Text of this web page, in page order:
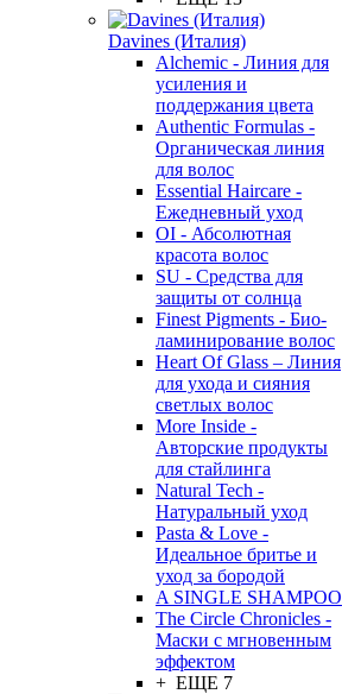
Davines (Италия)
Alchemic - Линия для
усиления и
поддержания цвета
Authentic Formulas -
Органическая линия
для волос
Essential Haircare -
Eжедневный уход
OI - Абсолютная
красота волос
SU - Средства для
защиты от солнца
Finest Pigments - Био-
ламинирование волос
Heart Of Glass – Линия
для ухода и сияния
светлых волос
More Inside -
Авторские продукты
для стайлинга
Natural Tech -
Натуральный уход
Pasta & Love -
Идеальное бритье и
уход за бородой
A SINGLE SHAMPOO
The Circle Chronicles -
Маски с мгновенным
эффектом
+ ЕЩЕ 7